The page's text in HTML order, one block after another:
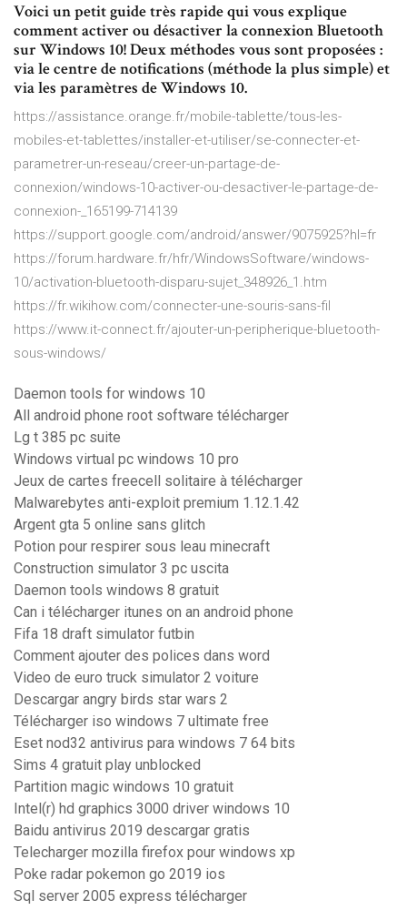
Voici un petit guide très rapide qui vous explique
comment activer ou désactiver la connexion Bluetooth
sur Windows 10! Deux méthodes vous sont proposées :
via le centre de notifications (méthode la plus simple) et
via les paramètres de Windows 10.
https://assistance.orange.fr/mobile-tablette/tous-les-
mobiles-et-tablettes/installer-et-utiliser/se-connecter-et-
parametrer-un-reseau/creer-un-partage-de-
connexion/windows-10-activer-ou-desactiver-le-partage-de-
connexion-_165199-714139
https://support.google.com/android/answer/9075925?hl=fr
https://forum.hardware.fr/hfr/WindowsSoftware/windows-
10/activation-bluetooth-disparu-sujet_348926_1.htm
https://fr.wikihow.com/connecter-une-souris-sans-fil
https://www.it-connect.fr/ajouter-un-peripherique-bluetooth-
sous-windows/
Daemon tools for windows 10
All android phone root software télécharger
Lg t 385 pc suite
Windows virtual pc windows 10 pro
Jeux de cartes freecell solitaire à télécharger
Malwarebytes anti-exploit premium 1.12.1.42
Argent gta 5 online sans glitch
Potion pour respirer sous leau minecraft
Construction simulator 3 pc uscita
Daemon tools windows 8 gratuit
Can i télécharger itunes on an android phone
Fifa 18 draft simulator futbin
Comment ajouter des polices dans word
Video de euro truck simulator 2 voiture
Descargar angry birds star wars 2
Télécharger iso windows 7 ultimate free
Eset nod32 antivirus para windows 7 64 bits
Sims 4 gratuit play unblocked
Partition magic windows 10 gratuit
Intel(r) hd graphics 3000 driver windows 10
Baidu antivirus 2019 descargar gratis
Telecharger mozilla firefox pour windows xp
Poke radar pokemon go 2019 ios
Sql server 2005 express télécharger